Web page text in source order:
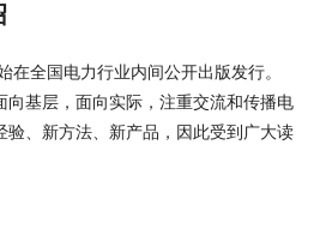
在全国电力行业内间公开出版发行。
向基层，面向实际，注重交流和传播电
验、新方法、新产品，因此受到广大读